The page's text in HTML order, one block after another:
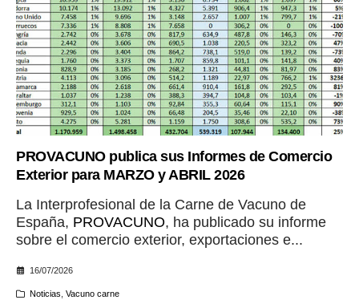
PROVACUNO publica sus Informes de Comercio
Exterior para MARZO y ABRIL 2026
La Interprofesional de la Carne de Vacuno de
España, PROVACUNO, ha publicado su informe
sobre el comercio exterior, exportaciones e...
16/07/2026
Noticias Vacuno carne